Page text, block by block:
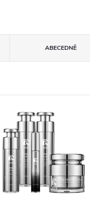
ABECEDNĚ